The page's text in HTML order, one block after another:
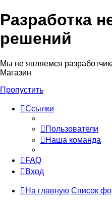
Разработка
решений
Мы не являемся
Магазин
Пропустить
Ссылки
Пользователи
Наша команда
FAQ
Вход
На главную Список